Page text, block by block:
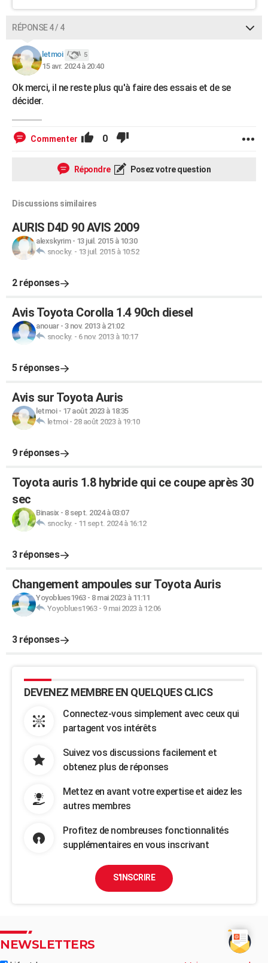
RÉPONSE 4 / 4
letmoi 5
15 avr. 2024 à 20:40
Ok merci, il ne reste plus qu'à faire des essais et de se
décider.
Commenter 0
Répondre Posez votre question
Discussions similaires
AURIS D4D 90 AVIS 2009
alexskyrim- 13 juil. 2015 à 10:30
snocky. - 13 juil. 2015 à 10:52
2 réponses
Avis Toyota Corolla 1.4 90ch diesel
anouar- 3 nov. 2013 à 21:02
snocky. - 6 nov. 2013 à 10:17
5 réponses
Avis sur Toyota Auris
letmoi- 17 août 2023 à 18:35
letmoi- 28 août 2023 à 19:10
9 réponses
Toyota auris 1.8 hybride qui ce coupe après 30
sec
Binasix - 8 sept. 2024 à 03:07
snocky. - 11 sept. 2024 à 16:12
3 réponses
Changement ampoules sur Toyota Auris
Yoyoblues1963- 8 mai 2023 à 11:11
Yoyoblues1963- 9 mai 2023 à 12:06
3 réponses
DEVENEZ MEMBRE EN QUELQUES CLICS
Connectez-vous simplement avec ceux qui
partagent vos intérêts
Suivez vos discussions facilement et
obtenez plus de réponses
Mettez en avant votre expertise et aidez les
autres membres
Profitez de nombreuses fonctionnalités
supplémentaires en vous inscrivant
S'INSCRIRE
NEWSLETTERS